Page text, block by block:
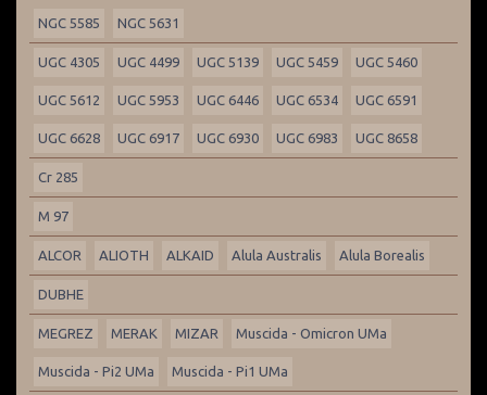
NGC 5585 NGC 5631
UGC 4305 UGC 4499 UGC 5139 UGC 5459 UGC 5460
UGC 5612 UGC 5953 UGC 6446 UGC 6534 UGC 6591
UGC 6628 UGC 6917 UGC 6930 UGC 6983 UGC 8658
Cr 285
M 97
ALCOR ALIOTH ALKAID Alula Australis Alula Borealis
DUBHE
MEGREZ MERAK MIZAR Muscida - Omicron UMa
Muscida - Pi2 UMa Muscida - Pi1 UMa